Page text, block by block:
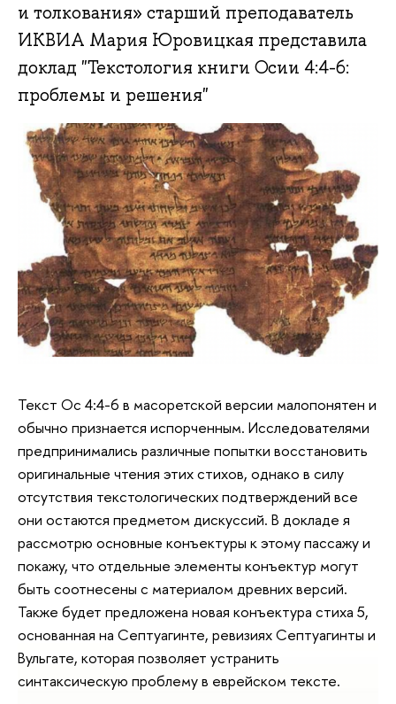
и толкования» старший преподаватель
ИКВИА Мария Юровицкая представила
доклад "Текстология книги Осии 4:4-6:
проблемы и решения"
Текст Ос 4:4-6 в масоретской версии малопонятен и
обычно признается испорченным. Исследователями
предпринимались различные попытки восстановить
оригинальные чтения этих стихов, однако в силу
отсутствия текстологических подтверждений все
они остаются предметом дискуссий. В докладе я
рассмотрю основные конъектуры к этому пассажу и
покажу, что отдельные элементы конъектур могут
быть соотнесены с материалом древних версий.
Также будет предложена новая конъектура стиха 5,
основанная на Септуагинте, ревизиях Септуагинты и
Вульгате, которая позволяет устранить
синтаксическую проблему в еврейском тексте.